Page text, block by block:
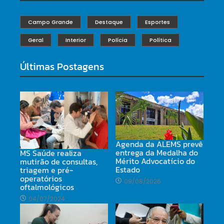
Campo Grande Destaque Esportes
Geral Interior Polícia Política
Últimas Postagens
MS Saúde realiza
mutirão de consultas,
triagem e pré-
operatórios
oftalmológicos
04/07/2024
Agenda da ALEMS prevê
entrega da Medalha do
Mérito Advocatício do
Estado
09/08/2026